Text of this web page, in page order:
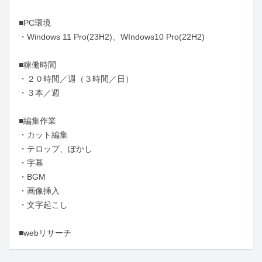
■PC環境
・Windows 11 Pro(23H2)、WIndows10 Pro(22H2)
■稼働時間
・２０時間／週（３時間／日）
・３本／週
■編集作業
・カット編集
・テロップ、ぼかし
・字幕
・BGM
・画像挿入
・文字起こし
■webリサーチ